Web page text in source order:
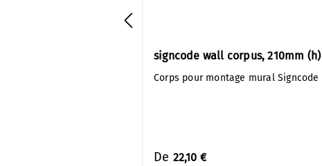
signcode wall corpus, 210mm (h)
Corps pour montage mural Signcode
De 22,10 €